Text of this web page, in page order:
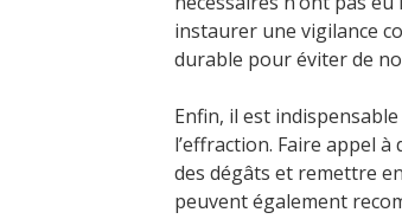
instaurer une vigilance
durable pour éviter de
Enfin, il est
l’effraction. Faire appel à
des dégâts et remettre
peuvent également